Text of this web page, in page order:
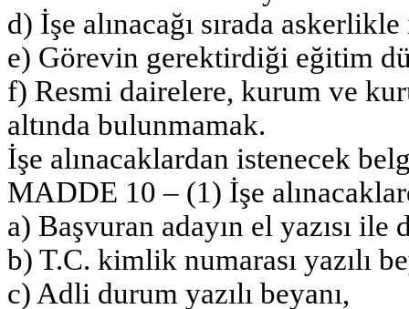
d) İşe alınacağı sırada
e) Görevin gerektirdiği eğitim
f) Resmi dairelere, kurum ve
altında bulunmamak.
İşe alınacaklardan istenecek
MADDE 10 – (1) İşe
a) Başvuran adayın el yazısı
b) T.C. kimlik numarası yazılı
c) Adli durum yazılı beyanı,